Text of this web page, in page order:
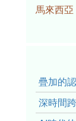
馬來西亞
疊加的
深時間